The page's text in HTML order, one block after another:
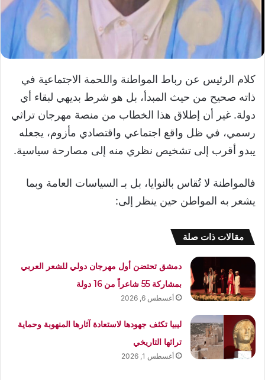
كلام الرئيس عن رباط المواطنة واللحمة الاجتماعية في
ذاته صحيح من حيث المبدأ، بل هو شرط بديهي لبقاء أي
دولة. غير أن إطلاق هذا الخطاب من منصة مهرجان تراثي
رسمي، في ظل واقع اجتماعي واقتصادي مأزوم، يجعله
يبدو أقرب إلى تشخيص نظري منه إلى مصارحة سياسية.
فالمواطنة لا تُقاس بالنوايا، بل بـ السياسات العامة وبما
يشعر به المواطن حين ينظر إلى:
مقالات ذات صلة
دمشق تحتضن أول مهرجان دولي للشعر العربي
بمشاركة 55 شاعراً من 16 دولة
أغسطس 6, 2026
ليبيا تكثف جهودها لاستعادة آثارها المنهوبة وحماية
تراثها التاريخي
أغسطس 1, 2026